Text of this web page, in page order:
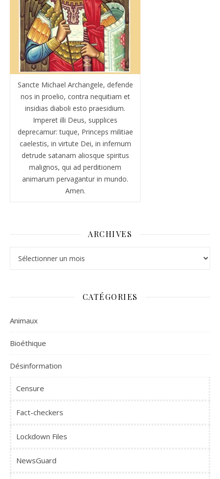
Sancte Michael Archangele, defende
nos in proelio, contra nequitiam et
insidias diaboli esto praesidium.
Imperet illi Deus, supplices
deprecamur: tuque, Princeps militiae
caelestis, in virtute Dei, in infernum
detrude satanam aliosque spiritus
malignos, qui ad perditionem
animarum pervagantur in mundo.
Amen.
ARCHIVES
CATÉGORIES
Animaux
Bioéthique
Désinformation
Censure
Fact-checkers
Lockdown Files
NewsGuard